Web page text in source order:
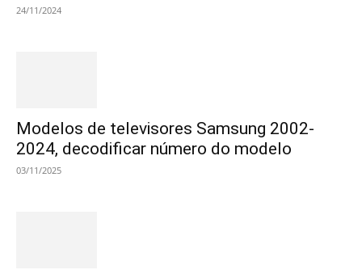
24/11/2024
Modelos de televisores Samsung 2002-
2024, decodificar número do modelo
03/11/2025